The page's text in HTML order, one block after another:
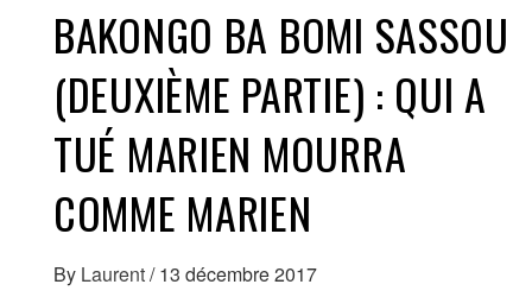
BAKONGO BA BOMI SASSOU
(DEUXIÈME PARTIE) : QUI A
TUÉ MARIEN MOURRA
COMME MARIEN
By Laurent/ 13 décembre 2017